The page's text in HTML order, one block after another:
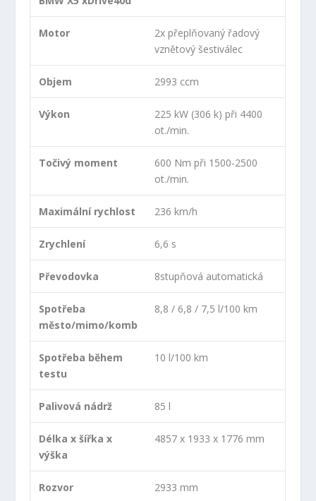
Motor
2x přeplňovaný řadový
vznětový šestiválec
Objem 2993 ccm
Výkon
225 kW (306 k) při 4400
ot./min.
Točivý moment
600 Nm při 1500-2500
ot./min.
Maximální rychlost 236 km/h
Zrychlení 6,6 s
Převodovka 8stupňová automatická
Spotřeba
město/mimo/komb
8,8 / 6,8 / 7,5 l/100 km
Spotřeba během
testu
10 l/100 km
Palivová nádrž 85 l
Délka x šířka x
výška
4857 x 1933 x 1776 mm
Rozvor 2933 mm